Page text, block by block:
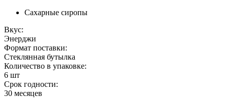
Сахарные сиропы
Вкус:
Энерджи
Формат поставки:
Стеклянная бутылка
Количество в упаковке:
6 шт
Срок годности:
30 месяцев